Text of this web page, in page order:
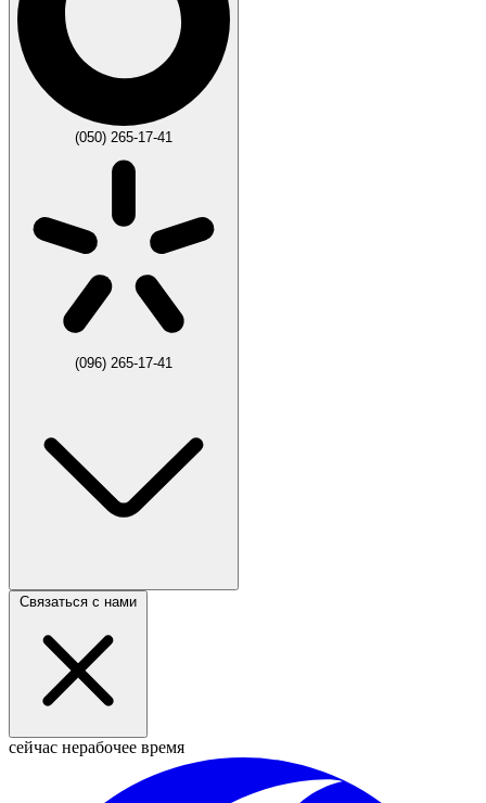
(050) 265-17-41
(096) 265-17-41
Связаться с нами
сейчас нерабочее время